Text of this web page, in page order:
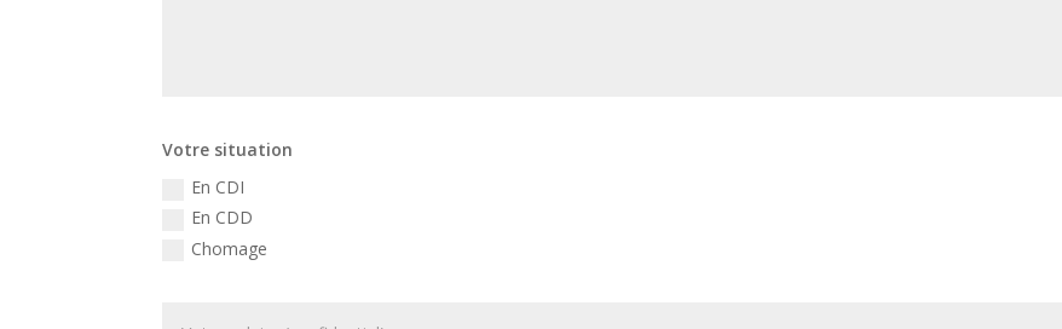
Votre situation
En CDI
En CDD
Chomage